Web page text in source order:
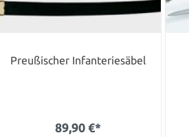
Preußischer Infanteriesäbel
89,90 €*